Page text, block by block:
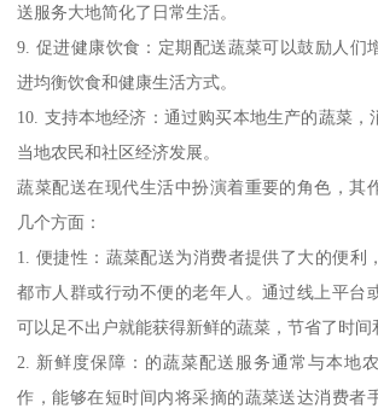
送服务大地简化了日常生活。
9. 促进健康饮食：定期配送蔬菜可以鼓励人们
进均衡饮食和健康生活方式。
10. 支持本地经济：通过购买本地生产的蔬菜，
当地农民和社区经济发展。
蔬菜配送在现代生活中扮演着重要的角色，其
几个方面：
1. 便捷性：蔬菜配送为消费者提供了大的便利
都市人群或行动不便的老年人。通过线上平台
可以足不出户就能获得新鲜的蔬菜，节省了时间
2. 新鲜度保障：的蔬菜配送服务通常与本地
作，能够在短时间内将采摘的蔬菜送达消费者